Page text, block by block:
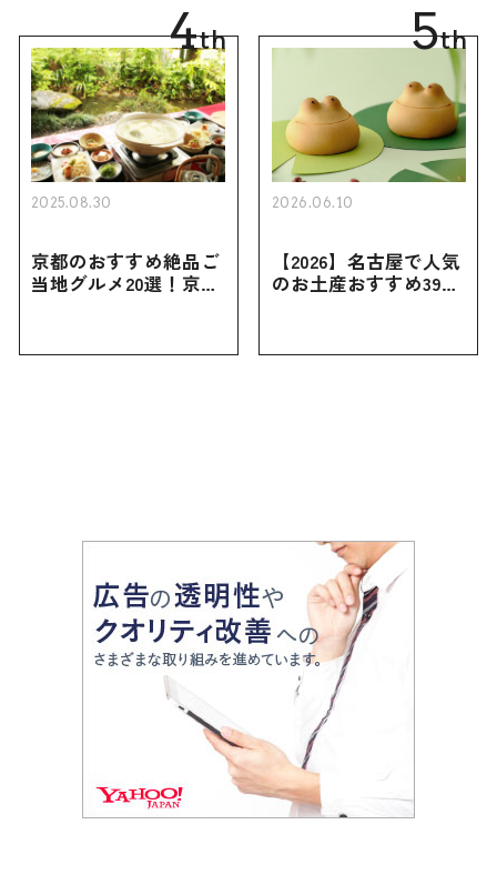
4th
2025.08.30
京都のおすすめ絶品ご
当地グルメ20選！京都
5th
2026.06.10
【2026】名古屋で人気
のお土産おすすめ39選
お土産・ばらまき用ま